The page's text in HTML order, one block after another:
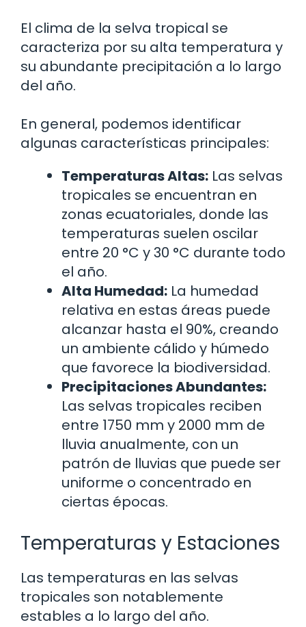
El clima de la selva tropical se
caracteriza por su alta temperatura y
su abundante precipitación a lo largo
del año.
En general, podemos identificar
algunas características principales:
Temperaturas Altas: Las selvas
tropicales se encuentran en
zonas ecuatoriales, donde las
temperaturas suelen oscilar
entre 20 °C y 30 °C durante todo
el año.
Alta Humedad: La humedad
relativa en estas áreas puede
alcanzar hasta el 90%, creando
un ambiente cálido y húmedo
que favorece la biodiversidad.
Precipitaciones Abundantes:
Las selvas tropicales reciben
entre 1750 mm y 2000 mm de
lluvia anualmente, con un
patrón de lluvias que puede ser
uniforme o concentrado en
ciertas épocas.
Temperaturas y Estaciones
Las temperaturas en las selvas
tropicales son notablemente
estables a lo largo del año.